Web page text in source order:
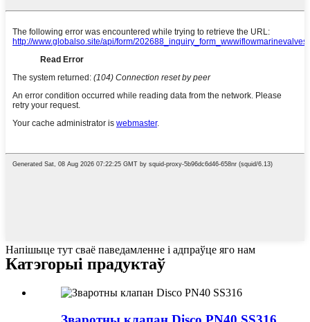
Напішыце тут сваё паведамленне і адпраўце яго нам
Катэгорыі прадуктаў